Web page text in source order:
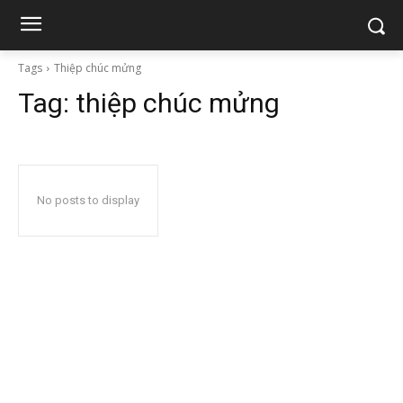
Tags Thiệp chúc mửng
Tag: thiệp chúc mửng
No posts to display